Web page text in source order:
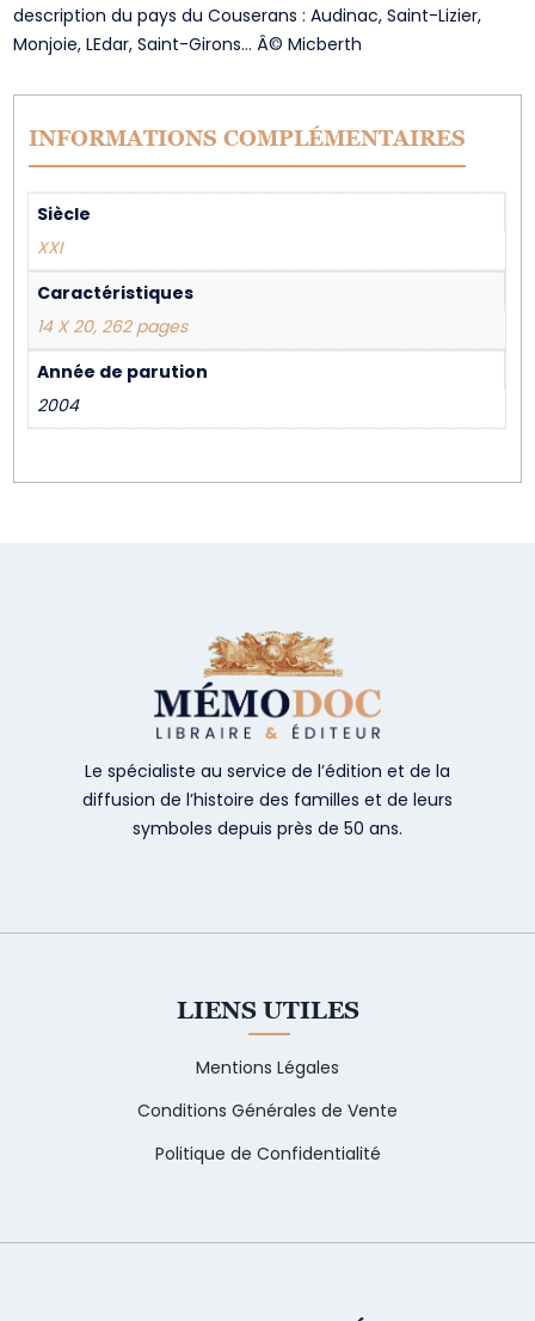
description du pays du Couserans : Audinac, Saint-Lizier,
Monjoie, LEdar, Saint-Girons… Â© Micberth
INFORMATIONS COMPLÉMENTAIRES
Siècle
XXI
Caractéristiques
14 X 20, 262 pages
Année de parution
2004
Le spécialiste au service de l’édition et de la
diffusion de l’histoire des familles et de leurs
symboles depuis près de 50 ans.
LIENS UTILES
Mentions Légales
Conditions Générales de Vente
Politique de Confidentialité